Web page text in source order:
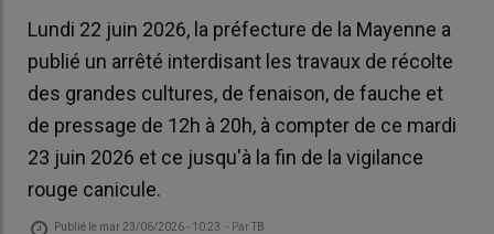
Lundi 22 juin 2026, la préfecture de la Mayenne a
publié un arrêté interdisant les travaux de récolte
des grandes cultures, de fenaison, de fauche et
de pressage de 12h à 20h, à compter de ce mardi
23 juin 2026 et ce jusqu'à la fin de la vigilance
rouge canicule.
Publié le mar 23/06/2026 - 10:23 - ParTB